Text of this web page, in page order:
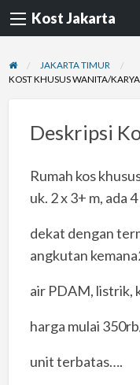
Kost Jakarta
JAKARTA TIMUR
KOST KHUSUS WANITA/
Deskripsi
Rumah kos
uk. 2 x 3+ m, ada
dekat dengan
angkutan
air PDAM, listrik,
harga mulai
unit terbatas….